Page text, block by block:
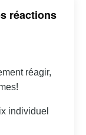
réactions
réagir,
individuel